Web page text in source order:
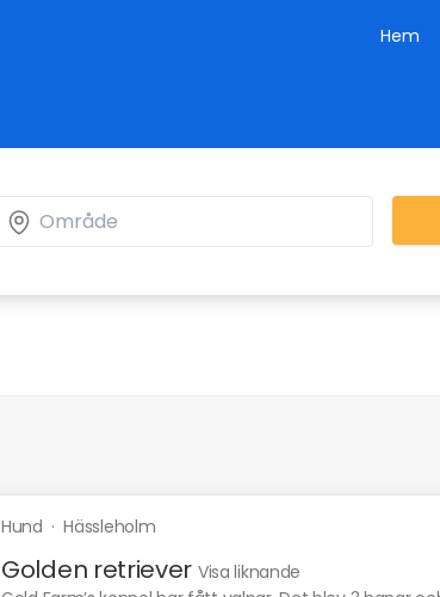
Hem
Hund ·Hässleholm
Golden retriever Visa liknande